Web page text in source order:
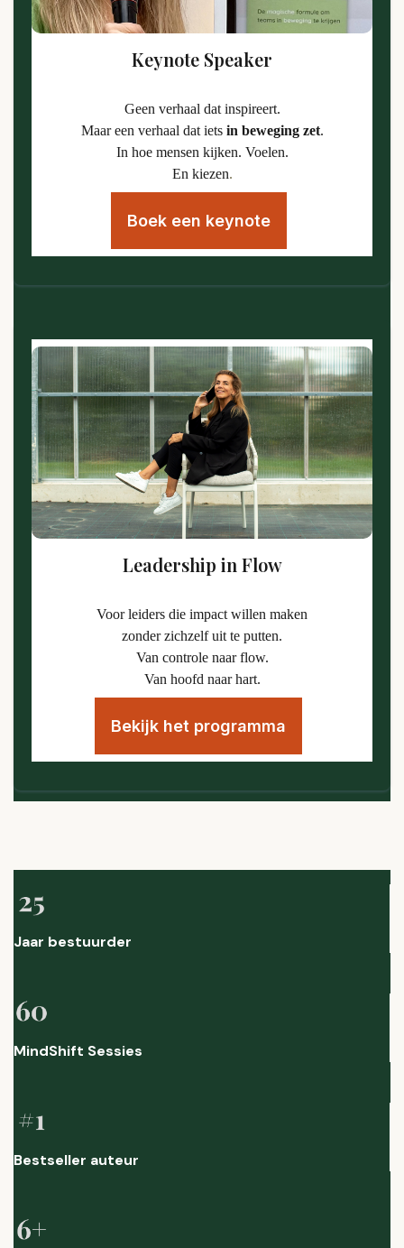
Keynote Speaker
Geen verhaal dat inspireert.
Maar een verhaal dat iets in beweging zet.
In hoe mensen kijken. Voelen.
En kiezen.
Boek een keynote
Leadership in Flow
Voor leiders die impact willen maken
zonder zichzelf uit te putten.
Van controle naar flow.
Van hoofd naar hart.
Bekijk het programma
Jaar bestuurder
MindShift Sessies
Bestseller auteur